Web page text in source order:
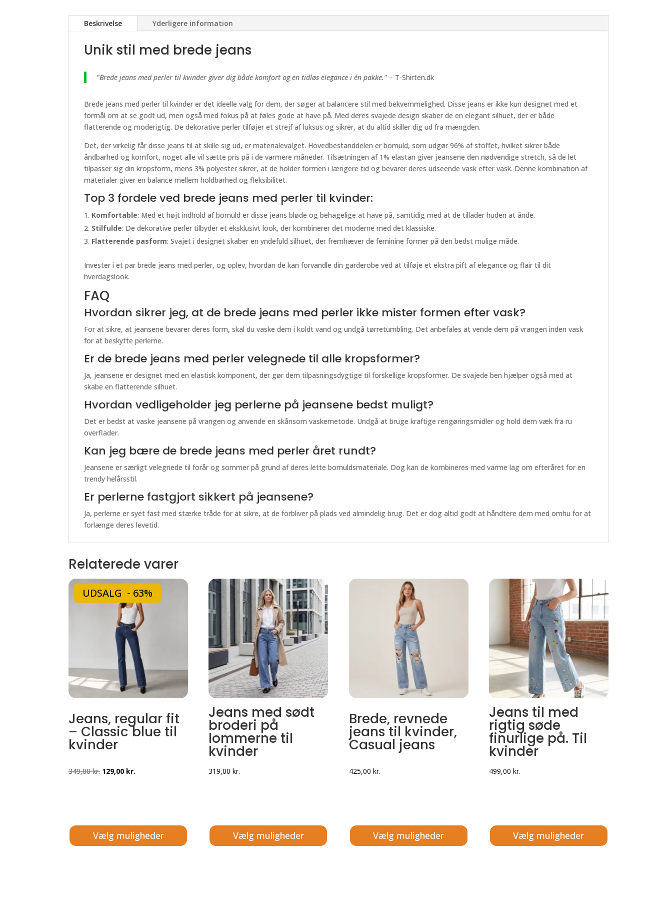
Beskrivelse Yderligere information
Unik stil med brede jeans
"Brede jeans med perler til kvinder giver dig både komfort og en tidløs elegance i én pakke." – T-Shirten.dk
Brede jeans med perler til kvinder er det ideelle valg for dem, der søger at balancere stil med bekvemmelighed. Disse jeans er ikke kun designet med et
formål om at se godt ud, men også med fokus på at føles gode at have på. Med deres svajede design skaber de en elegant silhuet, der er både
flatterende og moderigtig. De dekorative perler tilføjer et strejf af luksus og sikrer, at du altid skiller dig ud fra mængden.
Det, der virkelig får disse jeans til at skille sig ud, er materialevalget. Hovedbestanddelen er bomuld, som udgør 96% af stoffet, hvilket sikrer både
åndbarhed og komfort, noget alle vil sætte pris på i de varmere måneder. Tilsætningen af 1% elastan giver jeansene den nødvendige stretch, så de let
tilpasser sig din kropsform, mens 3% polyester sikrer, at de holder formen i længere tid og bevarer deres udseende vask efter vask. Denne kombination af
materialer giver en balance mellem holdbarhed og fleksibilitet.
Top 3 fordele ved brede jeans med perler til kvinder:
Komfortable: Med et højt indhold af bomuld er disse jeans bløde og behagelige at have på, samtidig med at de tillader huden at ånde.
Stilfulde: De dekorative perler tilbyder et eksklusivt look, der kombinerer det moderne med det klassiske.
Flatterende pasform: Svajet i designet skaber en yndefuld silhuet, der fremhæver de feminine former på den bedst mulige måde.
Invester i et par brede jeans med perler, og oplev, hvordan de kan forvandle din garderobe ved at tilføje et ekstra pift af elegance og flair til dit
hverdagslook.
FAQ
Hvordan sikrer jeg, at de brede jeans med perler ikke mister formen efter vask?
For at sikre, at jeansene bevarer deres form, skal du vaske dem i koldt vand og undgå tørretumbling. Det anbefales at vende dem på vrangen inden vask
for at beskytte perlerne.
Er de brede jeans med perler velegnede til alle kropsformer?
Ja, jeansene er designet med en elastisk komponent, der gør dem tilpasningsdygtige til forskellige kropsformer. De svajede ben hjælper også med at
skabe en flatterende silhuet.
Hvordan vedligeholder jeg perlerne på jeansene bedst muligt?
Det er bedst at vaske jeansene på vrangen og anvende en skånsom vaskemetode. Undgå at bruge kraftige rengøringsmidler og hold dem væk fra ru
overflader.
Kan jeg bære de brede jeans med perler året rundt?
Jeansene er særligt velegnede til forår og sommer på grund af deres lette bomuldsmateriale. Dog kan de kombineres med varme lag om efteråret for en
trendy helårsstil.
Er perlerne fastgjort sikkert på jeansene?
Ja, perlerne er syet fast med stærke tråde for at sikre, at de forbliver på plads ved almindelig brug. Det er dog altid godt at håndtere dem med omhu for at
forlænge deres levetid.
Relaterede varer
UDSALG - 63%
Jeans, regular fit
– Classic blue til
kvinder
349,00kr. Den
129,00 kr.
Vælg muligheder
Jeans med sødt
broderi på
lommerne til
kvinder
319,00kr.
Vælg muligheder
Brede, revnede
jeans til kvinder,
Casual jeans
425,00 kr.
Vælg muligheder
Jeans til med
rigtig søde
finurlige på. Til
kvinder
499,00 kr.
Vælg muligheder